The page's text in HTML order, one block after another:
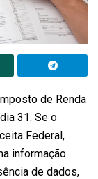
de Renda
31. Se o
Federal,
informação
de dados,